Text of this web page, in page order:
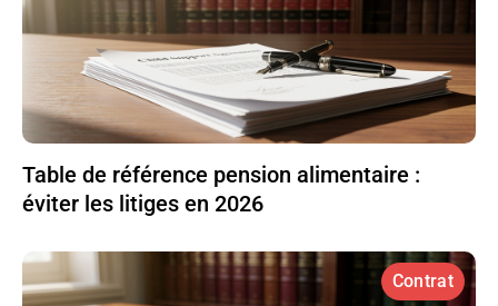
Table de référence pension alimentaire :
éviter les litiges en 2026
Contrat